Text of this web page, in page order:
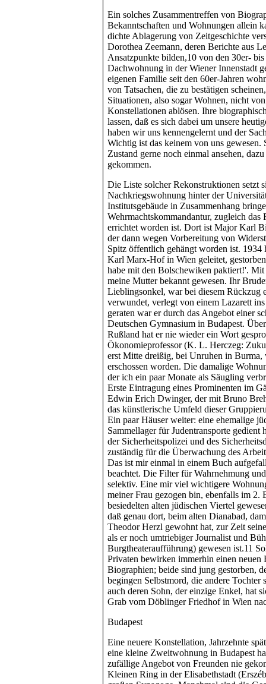
Ein solches Zusammentreffen von
Bekanntschaften und Wohnungen allein
dichte Ablagerung von Zeitgeschichte
Dorothea Zeemann, deren Berichte aus
Ansatzpunkte bilden,10 von den 30er-
Dachwohnung in der Wiener Innenstadt
eigenen Familie seit den 60er-Jahren
von Tatsachen, die zu bestätigen
Situationen, also sogar Wohnen, nicht
Konstellationen ablösen. Ihre
lassen, daß es sich dabei um unsere
haben wir uns kennengelernt und der
Wichtig ist das keinem von uns gewesen.
Zustand gerne noch einmal ansehen,
gekommen.
Die Liste solcher Rekonstruktionen setzt
Nachkriegswohnung hinter der
Institutsgebäude in Zusammenhang
Wehrmachtskommandantur, zugleich das
errichtet worden ist. Dort ist Major Karl
der dann wegen Vorbereitung von
Spitz öffentlich gehängt worden ist. 1934
Karl Marx-Hof in Wien geleitet,
habe mit den Bolschewiken paktiert!'.
meine Mutter bekannt gewesen. Ihr
Lieblingsonkel, war bei diesem Rückzug
verwundet, verlegt von einem Lazarett
geraten war er durch das Angebot einer
Deutschen Gymnasium in Budapest.
Rußland hat er nie wieder ein Wort
Ökonomieprofessor (K. L. Herczeg:
erst Mitte dreißig, bei Unruhen in Burma,
erschossen worden. Die damalige
der ich ein paar Monate als Säugling
Erste Eintragung eines Prominenten im
Edwin Erich Dwinger, der mit Bruno
das künstlerische Umfeld dieser
Ein paar Häuser weiter: eine ehemalige
Sammellager für Judentransporte gedient
der Sicherheitspolizei und des
zuständig für die Überwachung des
Das ist mir einmal in einem Buch
beachtet. Die Filter für Wahrnehmung
selektiv. Eine mir viel wichtigere
meiner Frau gezogen bin, ebenfalls im 2.
besiedelten alten jüdischen Viertel
daß genau dort, beim alten Dianabad,
Theodor Herzl gewohnt hat, zur Zeit
als er noch umtriebiger Journalist und
Burgtheateraufführung) gewesen ist.11
Privaten bewirken immerhin einen neuen
Biographien; beide sind jung gestorben,
begingen Selbstmord, die andere Tochter
auch deren Sohn, der einzige Enkel, hat
Grab vom Döblinger Friedhof in Wien
Budapest
Eine neuere Konstellation, Jahrzehnte
eine kleine Zweitwohnung in Budapest
zufällige Angebot von Freunden nie
Kleinen Ring in der Elisabethstadt